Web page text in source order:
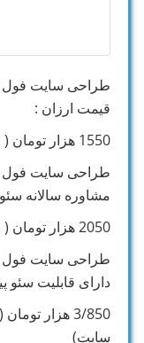
طراحی سایت فول
قیمت ارزان :
1550 هزار تومان ( بسته برنز)
طراحی سایت فول
مشاوره سالانه
2050 هزار تومان ( بسته نقره)
طراحی سایت فول
دارای قابلیت سئو
3/850 هزار
سایت)